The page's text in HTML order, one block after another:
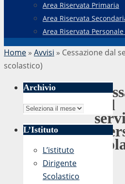
Area Riservata Primaria
Area Riservata
Area Riservata Personale
Home » Avvisi » Cessazione dal
scolastico)
dal
Archivio
Archivio
L’Istituto
L’istituto
Dirigente
Scolastico